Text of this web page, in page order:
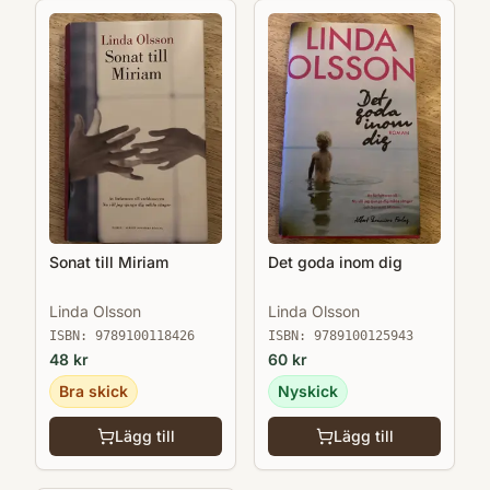
Sonat till Miriam
Linda Olsson
ISBN: 9789100118426
48 kr
Bra skick
Lägg till
Det goda inom dig
Linda Olsson
ISBN: 9789100125943
60 kr
Nyskick
Lägg till